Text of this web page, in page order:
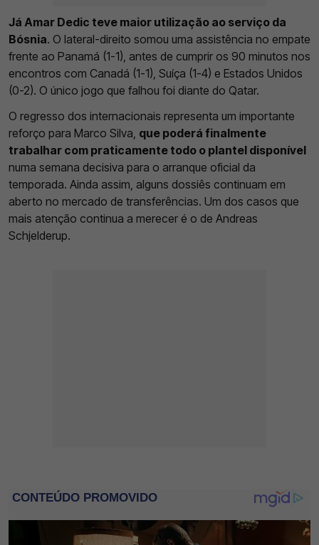
Já Amar Dedic teve maior utilização ao serviço da
Bósnia. O lateral-direito somou uma assistência no empate
frente ao Panamá (1-1), antes de cumprir os 90 minutos nos
encontros com Canadá (1-1), Suíça (1-4) e Estados Unidos
(0-2). O único jogo que falhou foi diante do Qatar.
O regresso dos internacionais representa um importante
reforço para Marco Silva, que poderá finalmente
trabalhar com praticamente todo o plantel disponível
numa semana decisiva para o arranque oficial da
temporada. Ainda assim, alguns dossiês continuam em
aberto no mercado de transferências. Um dos casos que
mais atenção continua a merecer é o de Andreas
Schjelderup.